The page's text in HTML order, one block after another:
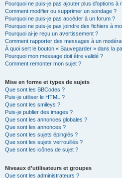
Pourquoi ne puis-je pas ajouter plus d’options à
Comment modifier ou supprimer un sondage ?
Pourquoi ne puis-je pas accéder à un forum ?
Pourquoi ne puis-je pas joindre des fichiers à
Pourquoi ai-je reçu un avertissement ?
Comment rapporter des messages à un
À quoi sert le bouton « Sauvegarder » dans la
Pourquoi mon message doit être validé ?
Comment remonter mon sujet ?
Mise en forme et types de sujets
Que sont les BBCodes ?
Puis-je utiliser le HTML ?
Que sont les smileys ?
Puis-je publier des images ?
Que sont les annonces globales ?
Que sont les annonces ?
Que sont les sujets épinglés ?
Que sont les sujets verrouillés ?
Que sont les icônes de sujet ?
Niveaux d’utilisateurs et groupes
Que sont les administrateurs ?